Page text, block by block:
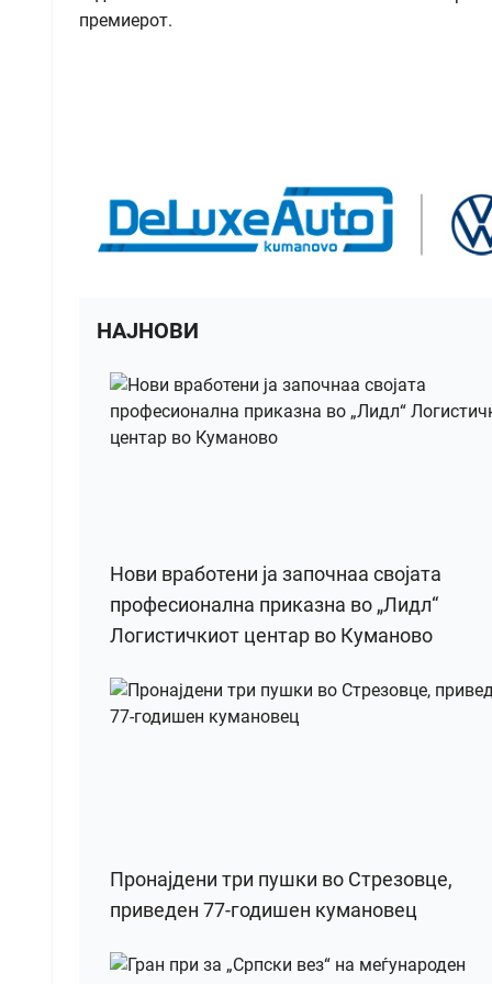
премиерот.
НАЈНОВИ
Нови вработени ја започнаа својата
професионална приказна во „Лидл“
Логистичкиот центар во Куманово
Пронајдени три пушки во Стрезовце,
приведен 77-годишен кумановец